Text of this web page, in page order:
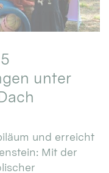
unter
und erreicht
Mit der